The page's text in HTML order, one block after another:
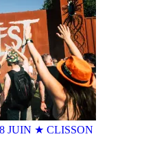
JUIN ★ CLISSON